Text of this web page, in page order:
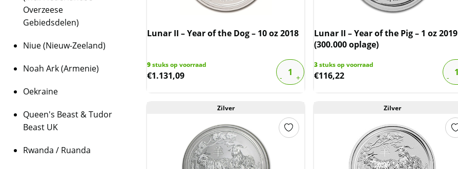
Lunar II – Year of the Dog – 10 oz 2018
9stuks op voorraad
€1.131,09
Lunar II – Year of the Pig – 1 oz 2019
(300.000 oplage)
3stuks op voorraad
€116,22
Zilver Zilver
Overzeese
Gebiedsdelen)
Niue (Nieuw-Zeeland)
Noah Ark (Armenie)
Oekraine
Queen's Beast & Tudor
Beast UK
Rwanda / Ruanda